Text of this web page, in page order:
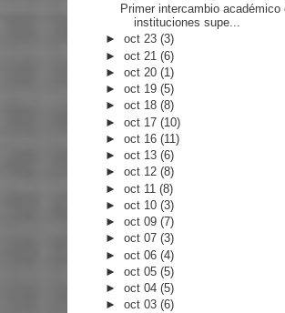
Primer intercambio académico
instituciones supe...
►oct 23(3)
►oct 21(6)
►oct 20(1)
►oct 19(5)
►oct 18(8)
►oct 17(10)
►oct 16(11)
►oct 13(6)
►oct 12(8)
►oct 11(8)
►oct 10(3)
►oct 09(7)
►oct 07(3)
►oct 06(4)
►oct 05(5)
►oct 04(5)
►oct 03(6)